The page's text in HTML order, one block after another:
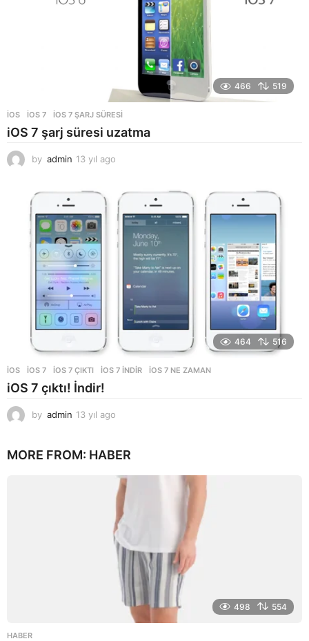
466 519
İOS IOS 7 ,IOS 7 ŞARJ SÜRESI
iOS 7 şarj süresi uzatma
by admin 13 yıl ago
l
a
g
o
464 516
İOS IOS 7 ,IOS 7 ÇIKTI ,IOS 7 INDIR ,IOS 7 NE ZAMAN
iOS 7 çıktı! İndir!
by admin 13 yıl ago
ı
a
g
MORE FROM: HABER
498 554
HABER